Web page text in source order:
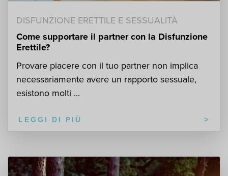
DISFUNZIONE ERETTILE E SESSUALITÀ
Come supportare il partner con la Disfunzione
Erettile?
Provare piacere con il tuo partner non implica
necessariamente avere un rapporto sessuale,
esistono molti ...
LEGGI DI PIÙ